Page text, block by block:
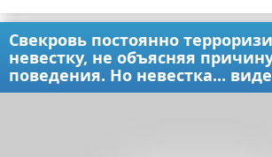
Свекровь постоянно
невестку, не объясняя
поведения. Но невестка...